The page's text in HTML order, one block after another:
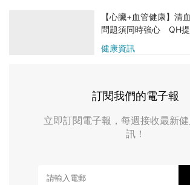
健康資訊
【心臟+血管健康】清
問題須同時強心 QH
77%¹ 為弱心注入能量
訂閱我們的電子報
立即訂閱電子報，每週接收最新
訊！